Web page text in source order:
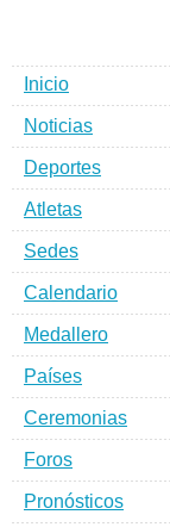
Inicio
Noticias
Deportes
Atletas
Sedes
Calendario
Medallero
Países
Ceremonias
Foros
Pronósticos